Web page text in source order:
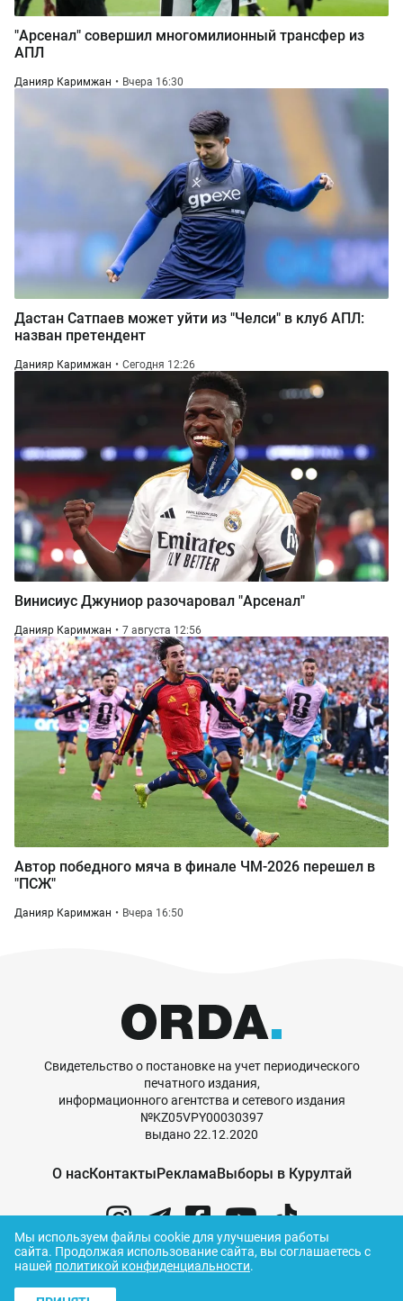
"Арсенал" совершил многомилионный трансфер из
АПЛ
Данияр Каримжан Вчера 16:30
Дастан Сатпаев может уйти из "Челси" в клуб АПЛ:
назван претендент
Данияр Каримжан Сегодня 12:26
Винисиус Джуниор разочаровал "Арсенал"
Данияр Каримжан 7 августа 12:56
Автор победного мяча в финале ЧМ-2026 перешел в
"ПСЖ"
Данияр Каримжан Вчера 16:50
Свидетельство о постановке на учет периодического
печатного издания,
информационного агентства и сетевого издания
№KZ05VPY00030397
выдано 22.12.2020
О насКонтактыРекламаВыборы в Курултай
© ORDA,2026.Правила использования
Мы используем файлы cookie для улучшения работы
сайта. Продолжая использование сайта, вы соглашаетесь с
нашей политикой конфиденциальности.